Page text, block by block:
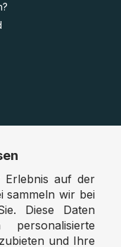
Erlebnis auf der
sammeln wir bei
Diese Daten
und Ihre